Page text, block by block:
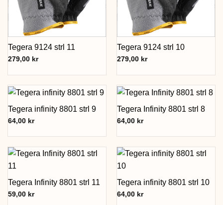
Tegera 9124 strl 11
279,00 kr
Tegera 9124 strl 10
279,00 kr
Tegera infinity 8801 strl 9
64,00 kr
Tegera Infinity 8801 strl 8
64,00 kr
Tegera Infinity 8801 strl 11
59,00 kr
Tegera infinity 8801 strl 10
64,00 kr